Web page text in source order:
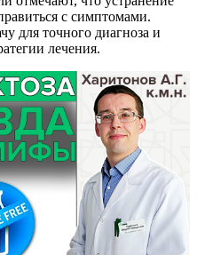
с симптомами.
для точного диагноза и
лечения.